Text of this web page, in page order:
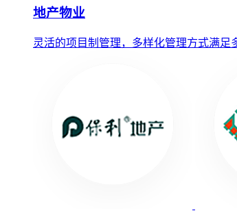
地产物业
灵活的项目制管理，多样化管理方式满足